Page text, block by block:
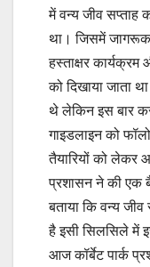
में वन्य जीव सप्ताह
था। जिसमें
हस्ताक्षर कार्यक्रम
को दिखाया जाता
थे लेकिन इस बार
गाइडलाइन को
तैयारियों को लेकर
प्रशासन ने की एक
बताया कि वन्य
है इसी सिलसिले में
आज कॉर्बेट पार्क